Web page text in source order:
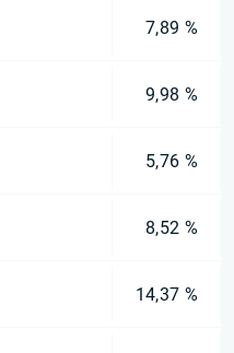
7,89 %
9,98 %
5,76 %
8,52 %
14,37 %